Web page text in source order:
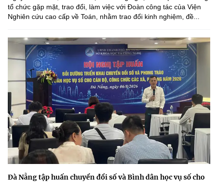
tổ chức gặp mặt, trao đổi, làm việc với Đoàn công tác của Viện
Nghiên cứu cao cấp về Toán, nhằm trao đổi kinh nghiệm, đề...
Đà Nẵng tập huấn chuyển đổi số và Bình dân học vụ số cho